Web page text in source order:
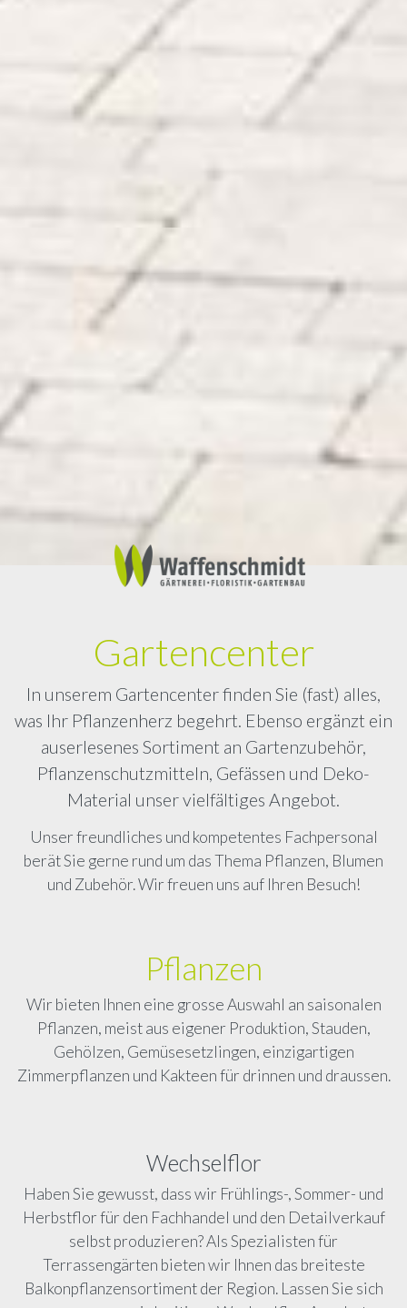
Gartencenter
In unserem Gartencenter finden Sie (fast) alles,
was Ihr Pflanzenherz begehrt. Ebenso ergänzt ein
auserlesenes Sortiment an Gartenzubehör,
Pflanzenschutzmitteln, Gefässen und Deko-
Material unser vielfältiges Angebot.
Unser freundliches und kompetentes Fachpersonal
berät Sie gerne rund um das Thema Pflanzen, Blumen
und Zubehör. Wir freuen uns auf Ihren Besuch!
Pflanzen
Wir bieten Ihnen eine grosse Auswahl an saisonalen
Pflanzen, meist aus eigener Produktion, Stauden,
Gehölzen, Gemüsesetzlingen, einzigartigen
Zimmerpflanzen und Kakteen für drinnen und draussen.
Wechselflor
Haben Sie gewusst, dass wir Frühlings-, Sommer- und
Herbstflor für den Fachhandel und den Detailverkauf
selbst produzieren? Als Spezialisten für
Terrassengärten bieten wir Ihnen das breiteste
Balkonpflanzensortiment der Region. Lassen Sie sich